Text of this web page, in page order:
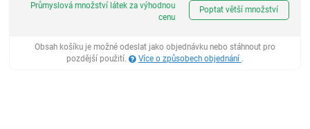
Průmyslová množství látek za výhodnou
cenu
Poptat větší množství
Obsah košíku je možné odeslat jako objednávku nebo stáhnout pro
pozdější použití.
Více o způsobech objednání